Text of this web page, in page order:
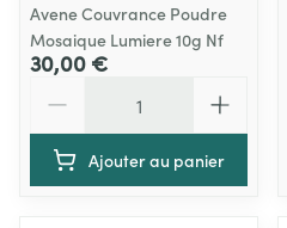
Avene Couvrance Poudre
Mosaique Lumiere 10g Nf
30,00 €
Ajouter au panier